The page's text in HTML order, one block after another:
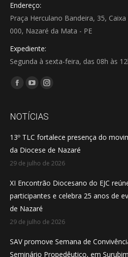
Endereço:
Praça Herculano Bandeira, 35,
000, Nazaré da Mata - PE
Expediente:
Segunda à sexta-feira, das 08h às
Encontre-nos em:
Facebook
opens
new
window
YouTube
opens
new
window
Instagram
opens
new
window
NOTÍCIAS
13º TLC fortalece presença do
da Diocese de Nazaré
29 de julho de 2026
XI Encontrão Diocesano do EJC
participantes e celebra 25 anos de
de Nazaré
29 de julho de 2026
SAV promove Semana de
Seminário Propedêutico, em Surubim